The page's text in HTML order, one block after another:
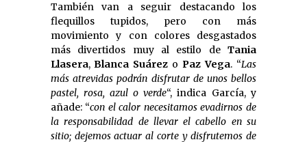
También van a seguir destacando los
flequillos tupidos, pero con más
movimiento y con colores desgastados
más divertidos muy al estilo de Tania
Llasera, Blanca Suárez o Paz Vega. “Las
más atrevidas podrán disfrutar de unos bellos
pastel, rosa, azul o verde“, indica García, y
añade: “con el calor necesitamos evadirnos de
la responsabilidad de llevar el cabello en su
sitio; dejemos actuar al corte y disfrutemos de